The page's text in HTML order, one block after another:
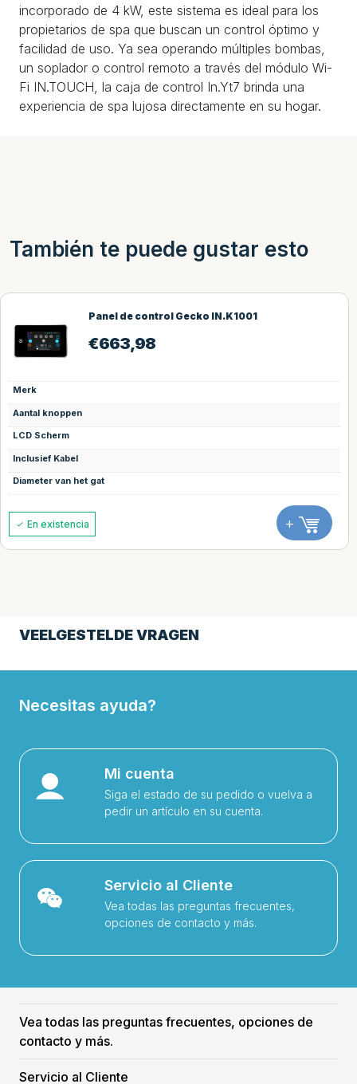
incorporado de 4 kW, este sistema es ideal para los
propietarios de spa que buscan un control óptimo y
facilidad de uso. Ya sea operando múltiples bombas,
un soplador o control remoto a través del módulo Wi-
Fi IN.TOUCH, la caja de control In.Yt7 brinda una
experiencia de spa lujosa directamente en su hogar.
También te puede gustar esto
Panel de control Gecko IN.K1001
€663,98
Merk
Aantal knoppen
LCD Scherm
Inclusief Kabel
Diameter van het gat
En existencia +
VEELGESTELDE VRAGEN
Necesitas ayuda?
Mi cuenta
Siga el estado de su pedido o vuelva a
pedir un artículo en su cuenta.
Servicio al Cliente
Vea todas las preguntas frecuentes,
opciones de contacto y más.
Vea todas las preguntas frecuentes, opciones de
contacto y más.
Servicio al Cliente